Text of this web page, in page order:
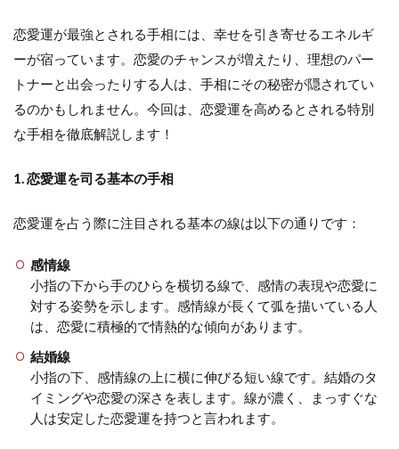
恋愛運が最強とされる手相には、幸せを引き寄せるエネルギ
ーが宿っています。恋愛のチャンスが増えたり、理想のパー
トナーと出会ったりする人は、手相にその秘密が隠されてい
るのかもしれません。今回は、恋愛運を高めるとされる特別
な手相を徹底解説します！
1. 恋愛運を司る基本の手相
恋愛運を占う際に注目される基本の線は以下の通りです：
感情線
小指の下から手のひらを横切る線で、感情の表現や恋愛に
対する姿勢を示します。感情線が長くて弧を描いている人
は、恋愛に積極的で情熱的な傾向があります。
結婚線
小指の下、感情線の上に横に伸びる短い線です。結婚のタ
イミングや恋愛の深さを表します。線が濃く、まっすぐな
人は安定した恋愛運を持つと言われます。